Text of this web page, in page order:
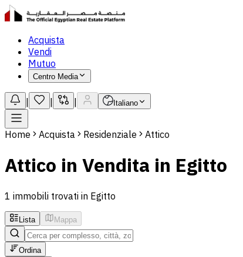
Acquista
Vendi
Mutuo
Centro Media
Italiano
Home Acquista Residenziale Attico
Attico in Vendita in Egitto
1 immobili trovati in Egitto
Lista Mappa
Ordina